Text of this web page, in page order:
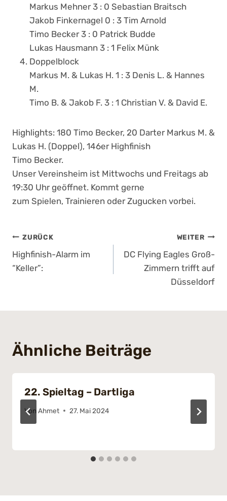
Markus Mehner 3 : 0 Sebastian Braitsch
Jakob Finkernagel 0 : 3 Tim Arnold
Timo Becker 3 : 0 Patrick Budde
Lukas Hausmann 3 : 1 Felix Münk
Doppelblock
Markus M. & Lukas H. 1 : 3 Denis L. & Hannes
M.
Timo B. & Jakob F. 3 : 1 Christian V. & David E.
Highlights: 180 Timo Becker, 20 Darter Markus M. &
Lukas H. (Doppel), 146er Highfinish
Timo Becker.
Unser Vereinsheim ist Mittwochs und Freitags ab
19:30 Uhr geöffnet. Kommt gerne
zum Spielen, Trainieren oder Zugucken vorbei.
Beitragsnavigation
ZURÜCK
Highfinish-Alarm im
“Keller”:
WEITER
DC Flying Eagles Groß-
Zimmern trifft auf
Düsseldorf
Ähnliche Beiträge
22. Spieltag – Dartliga
Von Ahmet 27. Mai 2024